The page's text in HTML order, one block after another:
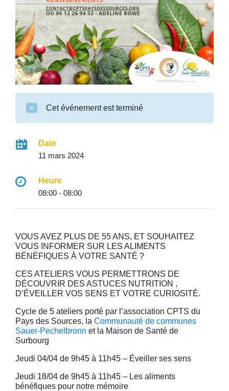
Cet événement est terminé
Date
11 mars 2024
Heure
08:00 - 08:00
VOUS AVEZ PLUS DE 55 ANS, ET SOUHAITEZ
VOUS INFORMER SUR LES ALIMENTS
BÉNÉFIQUES À VOTRE SANTÉ ?
CES ATELIERS VOUS PERMETTRONS DE
DÉCOUVRIR DES ASTUCES NUTRITION ,
D’ÉVEILLER VOS SENS ET VOTRE CURIOSITÉ.
Cycle de 5 ateliers porté par l’association CPTS du
Pays des Sources, la Communauté de communes
Sauer-Pechelbronn et la Maison de Santé de
Surbourg
Jeudi 04/04 de 9h45 à 11h45 – Éveiller ses sens
Jeudi 18/04 de 9h45 à 11h45 – Les aliments
bénéfiques pour notre mémoire